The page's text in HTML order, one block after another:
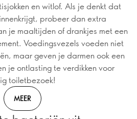
en witlof. Als je denkt dat
probeer dan extra
je maaltijden of drankjes met een
Voedingsvezels voeden niet
maar geven je darmen ook een
je ontlasting te verdikken voor
toiletbezoek!
MEER